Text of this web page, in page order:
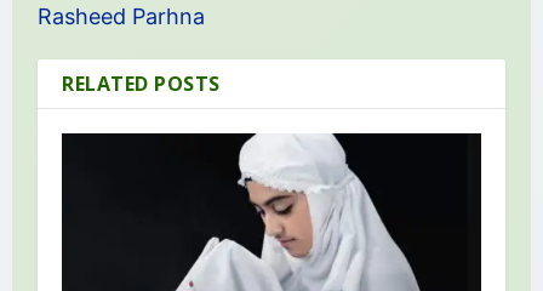
Rasheed Parhna
RELATED POSTS